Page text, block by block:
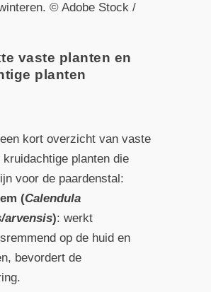
© Adobe Stock /
vaste planten en
planten
kort overzicht van vaste
kruidachtige planten die
voor de paardenstal:
(Calendula
arvensis): werkt
op de huid en
bevordert de